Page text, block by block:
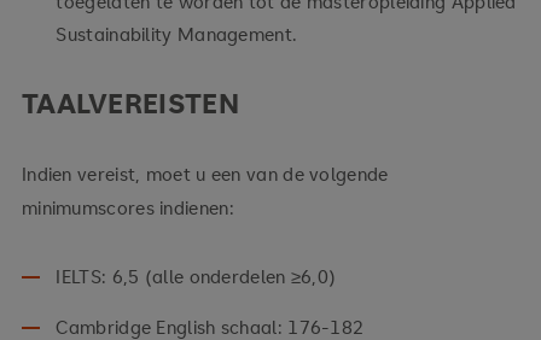
Sustainability Management.
TAALVEREISTEN
Indien vereist, moet u een van de volgende
minimumscores indienen:
IELTS: 6,5 (alle onderdelen ≥6,0)
Cambridge English schaal: 176-182